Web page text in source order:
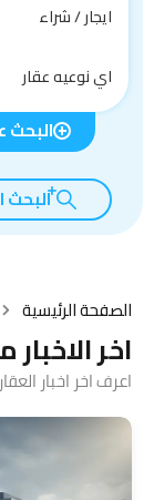
ايجار / شراء
اي نوعيه عقار
البحث
البحث
الصفحة الرئيسية
اخر
اعرف اخر اخبار